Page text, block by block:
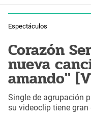
Espectáculos
Corazón
nueva
amando"
Single de agrupación
su videoclip tiene gran